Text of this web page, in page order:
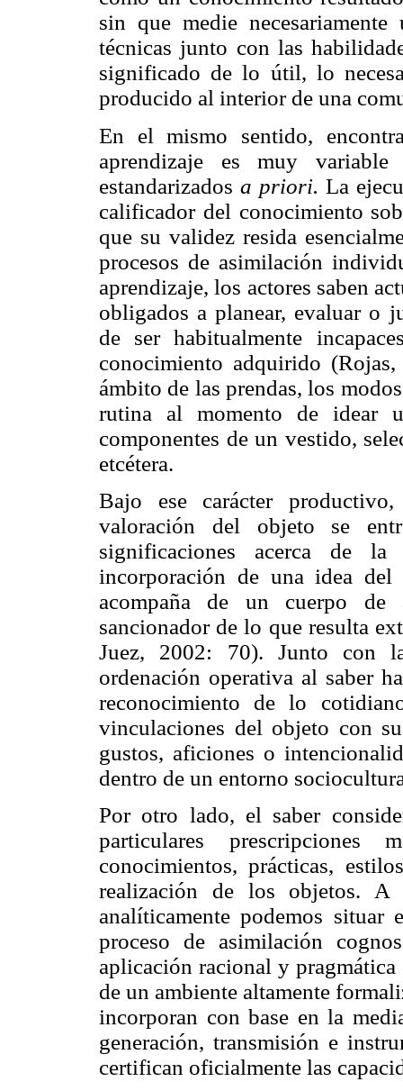
sin que medie
técnicas junto con las
significado de lo útil, lo
producido al interior de una
En el mismo sentido,
aprendizaje es muy
estandarizadosa priori. La
calificador del conocimiento
que su validez resida
procesos de asimilación
aprendizaje, los actores saben
obligados a planear, evaluar o
de ser habitualmente
conocimiento adquirido
ámbito de las prendas, los
rutina al momento de idear
componentes de un vestido,
etcétera.
Bajo ese carácter
valoración del objeto se
significaciones acerca de
incorporación de una idea
acompaña de un cuerpo de
sancionador de lo que resulta
Juez, 2002: 70). Junto con
ordenación operativa al saber
reconocimiento de lo
vinculaciones del objeto con
gustos, aficiones o
dentro de un entorno
Por otro lado, el saber
particulares prescripciones
conocimientos, prácticas,
realización de los objetos. A
analíticamente podemos
proceso de asimilación
aplicación racional y
de un ambiente altamente
incorporan con base en la
generación, transmisión e
certifican oficialmente las